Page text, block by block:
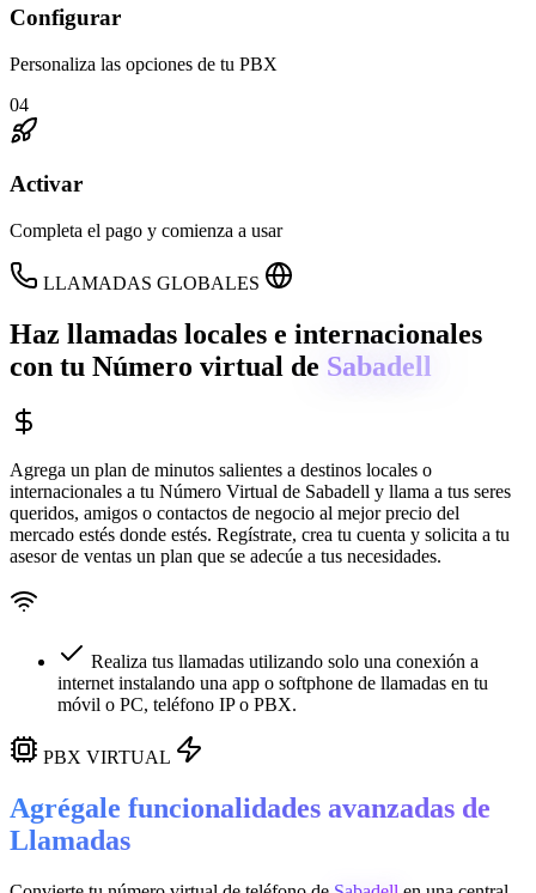
Configurar
Personaliza las opciones de tu PBX
04
Activar
Completa el pago y comienza a usar
LLAMADAS GLOBALES
Haz llamadas locales e internacionales
con tu Número virtual de Sabadell
Agrega un plan de minutos salientes a destinos locales o
internacionales a tu Número Virtual de Sabadell y llama a tus seres
queridos, amigos o contactos de negocio al mejor precio del
mercado estés donde estés. Regístrate, crea tu cuenta y solicita a tu
asesor de ventas un plan que se adecúe a tus necesidades.
Realiza tus llamadas utilizando solo una conexión a
internet instalando una app o softphone de llamadas en tu
móvil o PC, teléfono IP o PBX.
PBX VIRTUAL
Agrégale funcionalidades avanzadas de
Llamadas